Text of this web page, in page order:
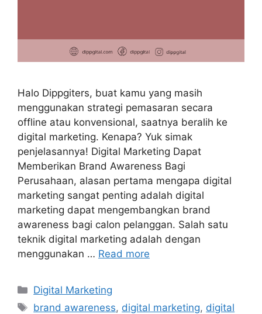
Halo Dippgiters, buat kamu yang masih
menggunakan strategi pemasaran secara
offline atau konvensional, saatnya beralih ke
digital marketing. Kenapa? Yuk simak
penjelasannya! Digital Marketing Dapat
Memberikan Brand Awareness Bagi
Perusahaan, alasan pertama mengapa digital
marketing sangat penting adalah digital
marketing dapat mengembangkan brand
awareness bagi calon pelanggan. Salah satu
teknik digital marketing adalah dengan
menggunakan … Read more
Digital Marketing
brand awareness, digital marketing, digital